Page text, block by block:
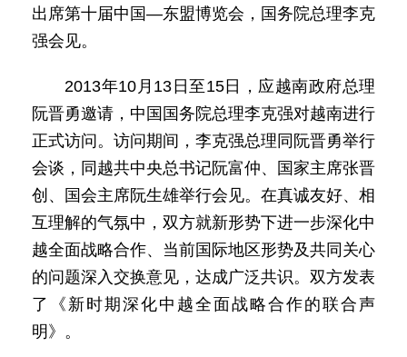
出席第十届中国—东盟博览会，国务院总理李克
强会见。
2013年10月13日至15日，应越南政府总理
阮晋勇邀请，中国国务院总理李克强对越南进行
正式访问。访问期间，李克强总理同阮晋勇举行
会谈，同越共中央总书记阮富仲、国家主席张晋
创、国会主席阮生雄举行会见。在真诚友好、相
互理解的气氛中，双方就新形势下进一步深化中
越全面战略合作、当前国际地区形势及共同关心
的问题深入交换意见，达成广泛共识。双方发表
了《新时期深化中越全面战略合作的联合声
明》。